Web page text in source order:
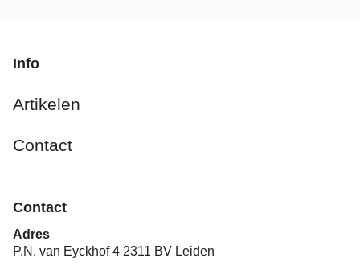
Info
Artikelen
Contact
Contact
Adres
P.N. van Eyckhof 4 2311 BV Leiden